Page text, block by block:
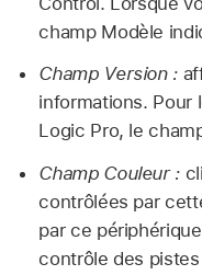
champ Modèle
Champ Version :
informations. Pour
Logic Pro, le
Champ Couleur :
contrôlées par
par ce
contrôle des